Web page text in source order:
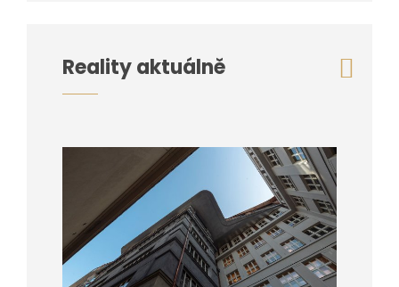
Reality aktuálně